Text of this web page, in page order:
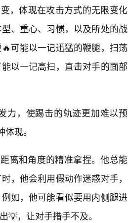
，体现在攻击方式的无限变化
、重心、习惯，以及所处的战
可能以一记迅猛的鞭腿，扫荡
以一记高扫，直击对手的面部
力，使踢击的轨迹更加难以预
现。
离和角度的精准拿捏。他总能
，他会利用假动作迷惑对手，
如，他可能看似要用内侧腿进
💡，让对手措手不及。